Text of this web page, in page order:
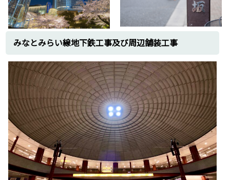
みなとみらい線地下鉄工事及び周辺舗装工事